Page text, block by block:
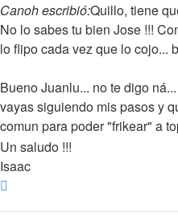
Canoh escribió:Quillo, tiene
No lo sabes tu bien Jose !!!
lo flipo cada vez que lo cojo...
Bueno Juanlu... no te digo
vayas siguiendo mis pasos y
comun para poder "frikear" a
Un saludo !!!
Isaac